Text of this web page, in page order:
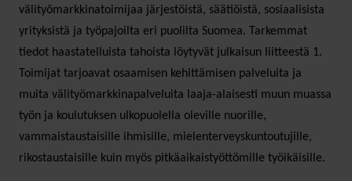
välityömarkkinatoimijaa järjestöistä, säätiöistä, sosiaalisista
yrityksistä ja työpajoilta eri puolilta Suomea. Tarkemmat
tiedot haastatelluista tahoista löytyvät julkaisun liitteestä 1.
Toimijat tarjoavat osaamisen kehittämisen palveluita ja
muita välityömarkkinapalveluita laaja-alaisesti muun muassa
työn ja koulutuksen ulkopuolella oleville nuorille,
vammaistaustaisille ihmisille, mielenterveyskuntoutujille,
rikostaustaisille kuin myös pitkäaikaistyöttömille työikäisille.